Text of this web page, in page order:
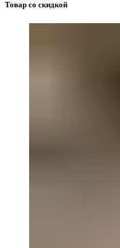
Товар со скидкой